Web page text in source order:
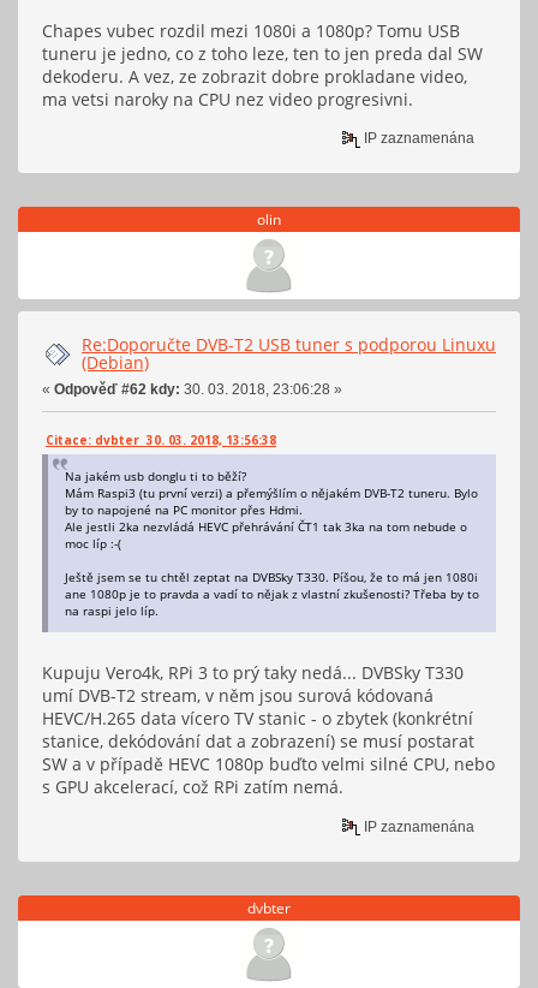
Chapes vubec rozdil mezi 1080i a 1080p? Tomu USB
tuneru je jedno, co z toho leze, ten to jen preda dal SW
dekoderu. A vez, ze zobrazit dobre prokladane video,
ma vetsi naroky na CPU nez video progresivni.
IP zaznamenána
olin
Re:Doporučte DVB-T2 USB tuner s podporou Linuxu
(Debian)
« Odpověď #62 kdy: 30. 03. 2018, 23:06:28 »
Citace: dvbter 30. 03. 2018, 13:56:38
Na jakém usb donglu ti to běží?
Mám Raspi3 (tu první verzi) a přemýšlím o nějakém DVB-T2 tuneru. Bylo
by to napojené na PC monitor přes Hdmi.
Ale jestli 2ka nezvládá HEVC přehrávání ČT1 tak 3ka na tom nebude o
moc líp :-(
Ještě jsem se tu chtěl zeptat na DVBSky T330. Píšou, že to má jen 1080i
ane 1080p je to pravda a vadí to nějak z vlastní zkušenosti? Třeba by to
na raspi jelo líp.
Kupuju Vero4k, RPi 3 to prý taky nedá... DVBSky T330
umí DVB-T2 stream, v něm jsou surová kódovaná
HEVC/H.265 data vícero TV stanic - o zbytek (konkrétní
stanice, dekódování dat a zobrazení) se musí postarat
SW a v případě HEVC 1080p buďto velmi silné CPU, nebo
s GPU akcelerací, což RPi zatím nemá.
IP zaznamenána
dvbter